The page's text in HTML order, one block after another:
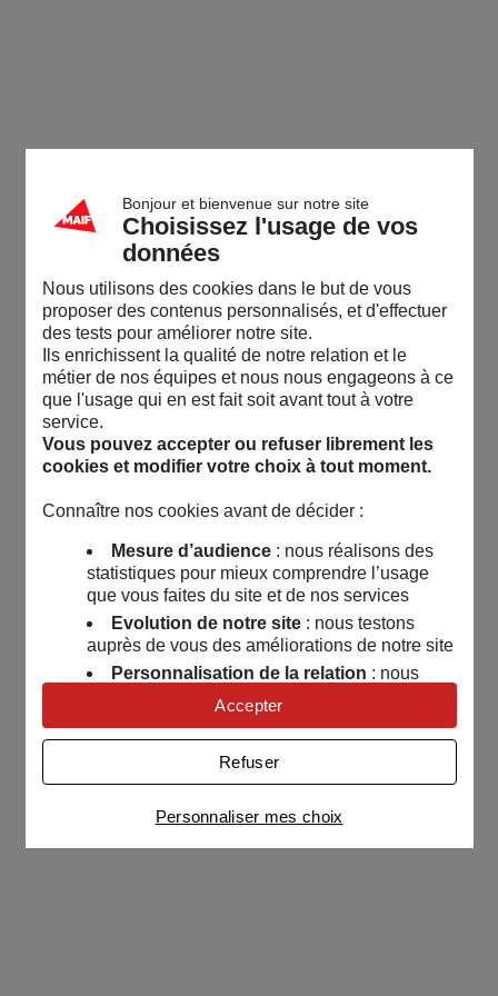
Bonjour et bienvenue sur notre site
Choisissez l'usage de vos
données
Nous utilisons des cookies dans le but de vous
proposer des contenus personnalisés, et d'effectuer
des tests pour améliorer notre site.
Ils enrichissent la qualité de notre relation et le
métier de nos équipes et nous nous engageons à ce
que l'usage qui en est fait soit avant tout à votre
service.
Vous pouvez accepter ou refuser librement les
cookies et modifier votre choix à tout moment.
Connaître nos cookies avant de décider :
Mesure d’audience: nous réalisons des
statistiques pour mieux comprendre l’usage
que vous faites du site et de nos services
Evolution de notre site: nous testons
auprès de vous des améliorations de notre site
Personnalisation de la relation : nous
nous servons de cookies pour adapter nos
contenus et personnaliser nos offres
Univers publicitaire: nous utilisons avec
nos partenaires des cookies pour afficher des
publicités personnalisées
Connaître notre politique cookies et la liste de nos
partenaires
Personnaliser mes choix
Refuser
Accepter